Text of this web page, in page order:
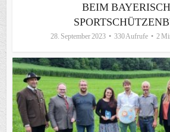
BEIM
28. September 2023 330 Aufrufe 2